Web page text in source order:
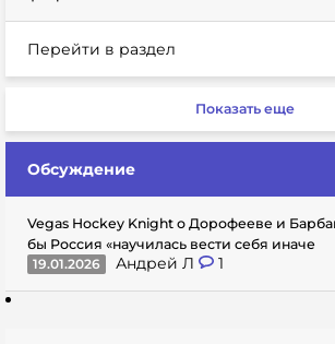
Перейти в раздел
Показать еще
Обсуждение
Vegas Hockey Knight о Дорофееве и
бы Россия «научилась вести себя иначе
19.01.2026
Андрей Л 1